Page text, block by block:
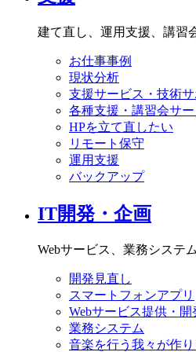
建て直し、運用支援、講習
お仕事事例
現状分析
支援サービス・技術サ
各種支援・講習会サー
HPを立て直したい
リモート保守
運用支援
バックアップ
IT開発・企画
Webサービス、業務システ
開発見直し
スマートフォンアプリ
Webサービス提供・開
業務システム
音楽を行う我々が作